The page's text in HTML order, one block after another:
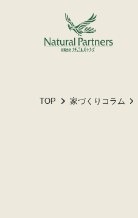
TOP 家づくりコラム